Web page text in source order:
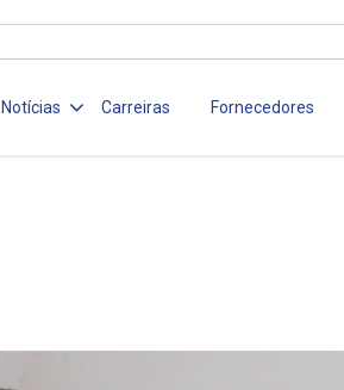
Notícias Carreiras Fornecedores